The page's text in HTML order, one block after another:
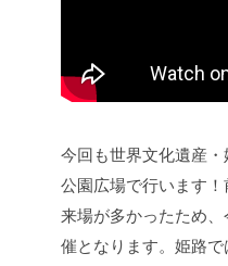
今回も世界文化遺産
公園広場で行います！
来場が多かったため
催となります。 姫路で